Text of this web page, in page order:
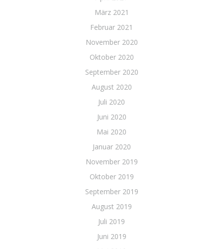
März 2021
Februar 2021
November 2020
Oktober 2020
September 2020
August 2020
Juli 2020
Juni 2020
Mai 2020
Januar 2020
November 2019
Oktober 2019
September 2019
August 2019
Juli 2019
Juni 2019